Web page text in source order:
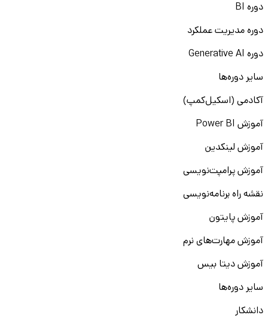
دوره BI
دوره مدیریت عملکرد
دوره Generative AI
سایر دوره‌ها
آکادمی (اسکیل‌کمپ)
آموزش Power BI
آموزش لینکدین
آموزش پرامپت‌نویسی
نقشه راه برنامه‌نویسی
آموزش پایتون
آموزش مهارت‌های نرم
آموزش دیتا بیس
سایر دوره‌ها
دانشکار